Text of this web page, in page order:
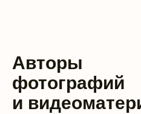
Авторы
фотографий
и